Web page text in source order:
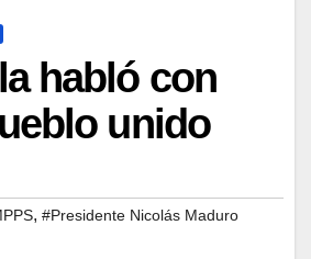
habló con
unido
, #Presidente Nicolás Maduro